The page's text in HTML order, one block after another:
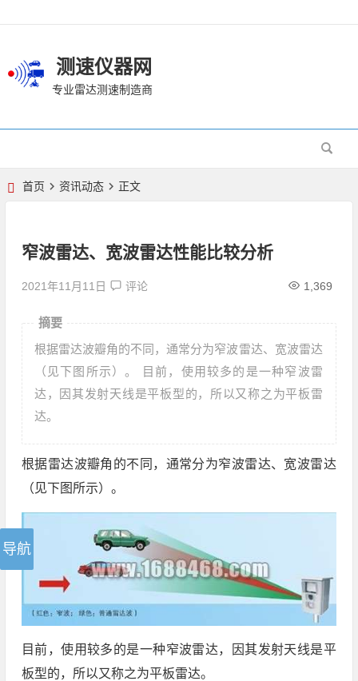
测速仪器网
专业雷达测速制造商
首页 资讯动态 正文
窄波雷达、宽波雷达性能比较分析
2021年11月11日 评论 1,369
摘要
根据雷达波瓣角的不同，通常分为窄波雷达、宽波雷达
（见下图所示）。 目前，使用较多的是一种窄波雷
达，因其发射天线是平板型的，所以又称之为平板雷
达。
根据雷达波瓣角的不同，通常分为窄波雷达、宽波雷达
（见下图所示）。
目前，使用较多的是一种窄波雷达，因其发射天线是平
板型的，所以又称之为平板雷达。